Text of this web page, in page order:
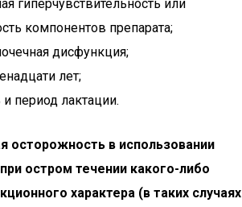
гиперчувствительность или
компонентов препарата;
дисфункция;
лет;
период лактации.
осторожность в использовании
остром течении какого-либо
характера (в таких случаях